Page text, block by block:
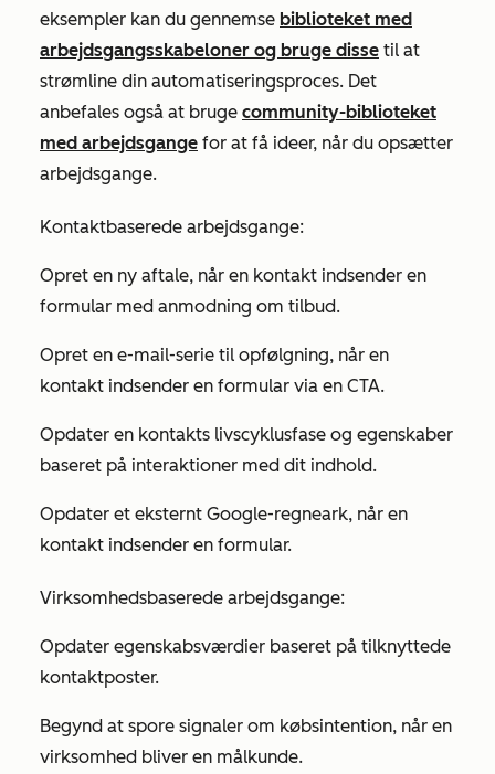
eksempler kan du gennemse biblioteket med
arbejdsgangsskabeloner og bruge disse til at
strømline din automatiseringsproces. Det
anbefales også at bruge community-biblioteket
med arbejdsgange for at få ideer, når du opsætter
arbejdsgange.
Kontaktbaserede arbejdsgange:
Opret en ny aftale, når en kontakt indsender en
formular med anmodning om tilbud.
Opret en e-mail-serie til opfølgning, når en
kontakt indsender en formular via en CTA.
Opdater en kontakts livscyklusfase og egenskaber
baseret på interaktioner med dit indhold.
Opdater et eksternt Google-regneark, når en
kontakt indsender en formular.
Virksomhedsbaserede arbejdsgange:
Opdater egenskabsværdier baseret på tilknyttede
kontaktposter.
Begynd at spore signaler om købsintention, når en
virksomhed bliver en målkunde.